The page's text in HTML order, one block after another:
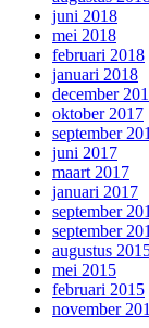
juni 2018
mei 2018
februari 2018
januari 2018
december
oktober 2017
september
juni 2017
maart 2017
januari 2017
september
september
augustus
mei 2015
februari 2015
november